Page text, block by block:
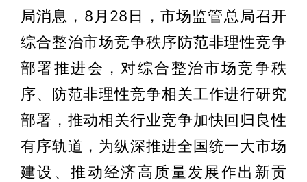
局消息，8月28日，市场监管总局召开
综合整治市场竞争秩序防范非理性竞争
部署推进会，对综合整治市场竞争秩
序、防范非理性竞争相关工作进行研究
部署，推动相关行业竞争加快回归良性
有序轨道，为纵深推进全国统一大市场
建设、推动经济高质量发展作出新贡